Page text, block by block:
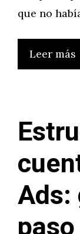
que no
Leer más
Ads: